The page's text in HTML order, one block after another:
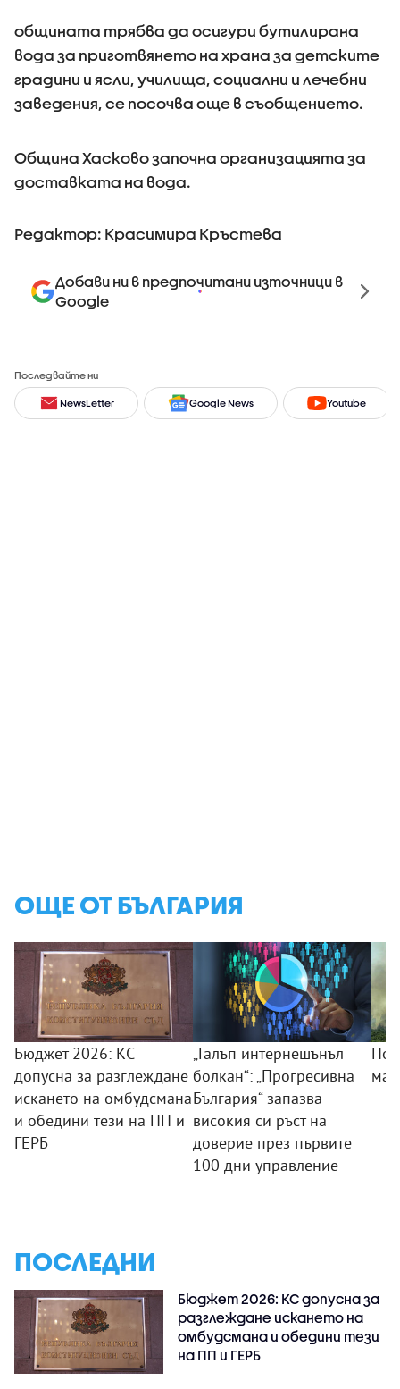
общината трябва да осигури бутилирана
вода за приготвянето на храна за детските
градини и ясли, училища, социални и лечебни
заведения, се посочва още в съобщението.
Община Хасково започна организацията за
доставката на вода.
Редактор: Красимира Кръстева
Добави ни в предпочитани източници в
Google
Последвайте ни
NewsLetter Google News Youtube
ОЩЕ ОТ БЪЛГАРИЯ
Бюджет 2026: КС
допусна за разглеждане
искането на омбудсмана
и обедини тези на ПП и
ГЕРБ
„Галъп интернешънъл
болкан“: „Прогресивна
България“ запазва
високия си ръст на
доверие през първите
100 дни управление
ПОСЛЕДНИ
Бюджет 2026: КС допусна за
разглеждане искането на
омбудсмана и обедини тези
на ПП и ГЕРБ